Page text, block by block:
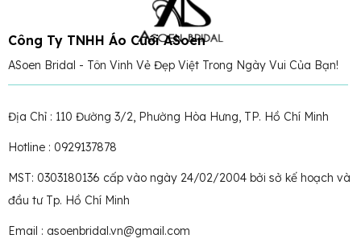
Công Ty TNHH Áo Cưới ASoen
ASoen Bridal - Tôn Vinh Vẻ Đẹp Việt Trong Ngày Vui Của Bạn!
Địa Chỉ : 110 Đường 3/2, Phường Hòa Hưng, TP. Hồ Chí Minh
Hotline : 0929137878
MST: 0303180136 cấp vào ngày 24/02/2004 bởi sở kế hoạch và
đầu tư Tp. Hồ Chí Minh
Email : asoenbridal.vn@gmail.com